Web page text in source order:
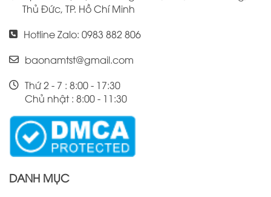
Thủ Đức, TP. Hồ Chí Minh
Hotline Zalo: 0983 882 806
baonamtst@gmail.com
Thứ 2 - 7 : 8:00 - 17:30
Chủ nhật : 8:00 - 11:30
DANH MỤC